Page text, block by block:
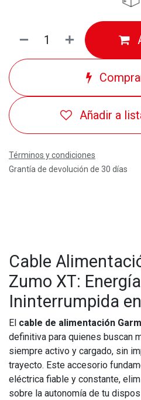
Añadir a
Términos y condiciones
Grantía de devolución de 30 días
Cable
Zumo XT: Energía
Ininterrumpida
El cable de alimentación
definitiva para quienes buscan
siempre activo y cargado, sin
trayecto. Este accesorio
eléctrica fiable y constante,
sobre la autonomía de tu